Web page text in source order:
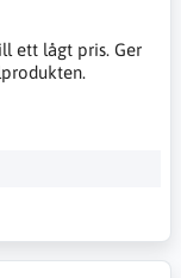
ett lågt pris. Ger